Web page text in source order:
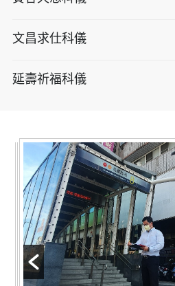
文昌求仕科儀
延壽祈福科儀